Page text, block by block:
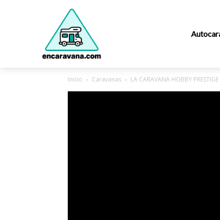
Inicio Caravanas LA CARAVANA HOBBY